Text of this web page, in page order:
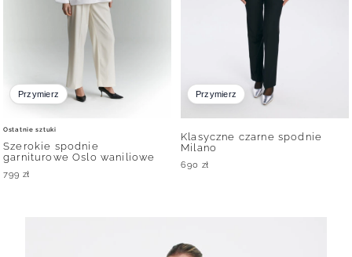
Przymierz
Szerokie spodnie
garniturowe Oslo waniliowe
799 zł
Ostatnie sztuki
Przymierz
Klasyczne czarne spodnie
Milano
690 zł